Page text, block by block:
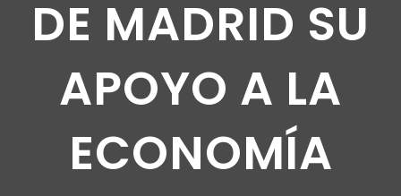
DE MADRID SU
APOYO A LA
ECONOMÍA